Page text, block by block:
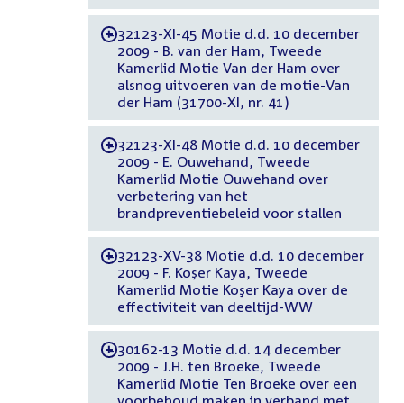
-32123-XI-45 Motie d.d. 10 december
2009 - B. van der Ham, Tweede
Kamerlid Motie Van der Ham over
alsnog uitvoeren van de motie-Van
der Ham (31700-XI, nr. 41)
-32123-XI-48 Motie d.d. 10 december
2009 - E. Ouwehand, Tweede
Kamerlid Motie Ouwehand over
verbetering van het
brandpreventiebeleid voor stallen
-32123-XV-38 Motie d.d. 10 december
2009 - F. Koşer Kaya, Tweede
Kamerlid Motie Koşer Kaya over de
effectiviteit van deeltijd-WW
-30162-13 Motie d.d. 14 december
2009 - J.H. ten Broeke, Tweede
Kamerlid Motie Ten Broeke over een